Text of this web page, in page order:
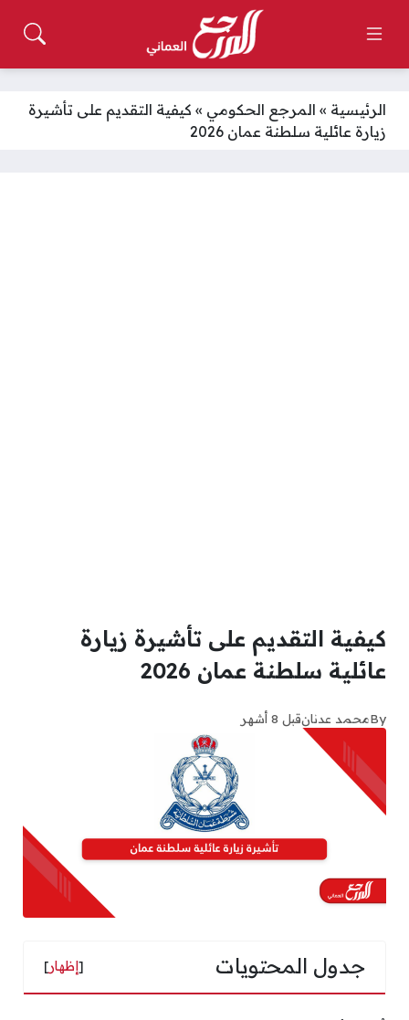
الرئيسية » المرجع الحكومي » كيفية التقديم على تأشيرة
زيارة عائلية سلطنة عمان 2026
كيفية التقديم على تأشيرة زيارة
عائلية سلطنة عمان 2026
Byمحمد عدنانقبل 8 أشهر
جدول المحتويات [إظهار]